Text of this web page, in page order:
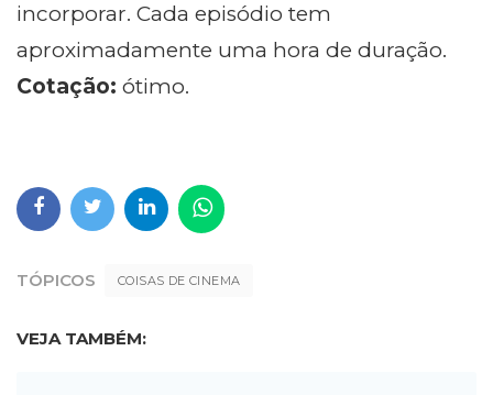
incorporar. Cada episódio tem
aproximadamente uma hora de duração.
Cotação: ótimo.
TÓPICOS COISAS DE CINEMA
VEJA TAMBÉM: